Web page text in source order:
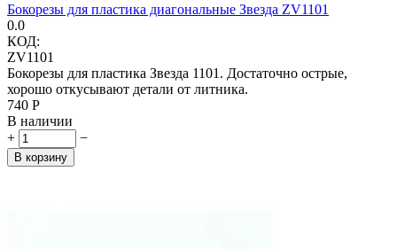
Бокорезы для пластика диагональные Звезда ZV1101
0.0
КОД:
ZV1101
Бокорезы для пластика Звезда 1101. Достаточно острые,
хорошо откусывают детали от литника.
‍740‍ Р
В наличии
+
−
В корзину